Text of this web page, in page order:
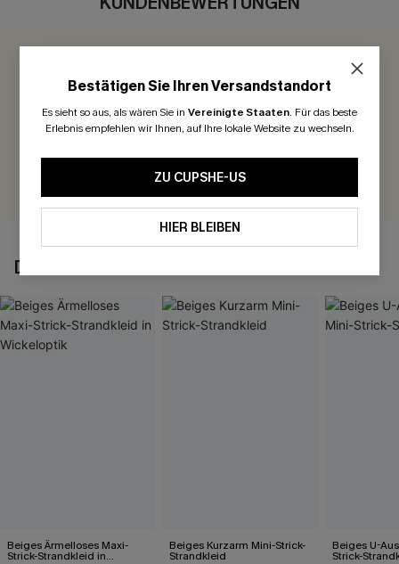
Seien Sie der Erste, der bewertet
BEWERTEN
DAS KÖNNTE IHNEN AUCH GEFALLEN
Beiges Ärmelloses Maxi-
Strick-Strandkleid in
Beiges Kurzarm Mini-Strick-
Strandkleid
Beiges U-
Strick-
Bestätigen Sie Ihren Versandstandort
Es sieht so aus, als wären Sie in Vereinigte Staaten. Für das beste
Erlebnis empfehlen wir Ihnen, auf Ihre lokale Website zu wechseln.
ZU CUPSHE-US
HIER BLEIBEN